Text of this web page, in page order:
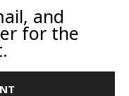
and
for the